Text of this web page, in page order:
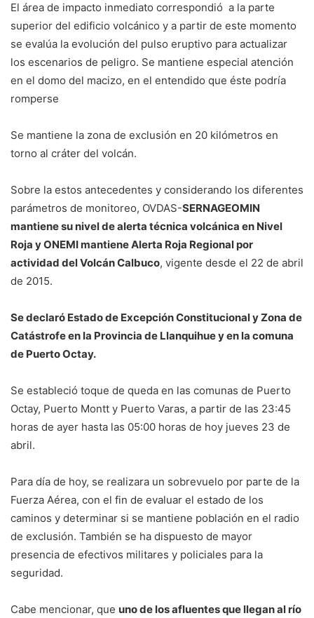
El área de impacto inmediato correspondió a la parte
superior del edificio volcánico y a partir de este momento
se evalúa la evolución del pulso eruptivo para actualizar
los escenarios de peligro. Se mantiene especial atención
en el domo del macizo, en el entendido que éste podría
romperse
Se mantiene la zona de exclusión en 20 kilómetros en
torno al cráter del volcán.
Sobre la estos antecedentes y considerando los diferentes
parámetros de monitoreo, OVDAS-SERNAGEOMIN
mantiene su nivel de alerta técnica volcánica en Nivel
Roja y ONEMI mantiene Alerta Roja Regional por
actividad del Volcán Calbuco, vigente desde el 22 de abril
de 2015.
Se declaró Estado de Excepción Constitucional y Zona de
Catástrofe en la Provincia de Llanquihue y en la comuna
de Puerto Octay.
Se estableció toque de queda en las comunas de Puerto
Octay, Puerto Montt y Puerto Varas, a partir de las 23:45
horas de ayer hasta las 05:00 horas de hoy jueves 23 de
abril.
Para día de hoy, se realizara un sobrevuelo por parte de la
Fuerza Aérea, con el fin de evaluar el estado de los
caminos y determinar si se mantiene población en el radio
de exclusión. También se ha dispuesto de mayor
presencia de efectivos militares y policiales para la
seguridad.
Cabe mencionar, que uno de los afluentes que llegan al río